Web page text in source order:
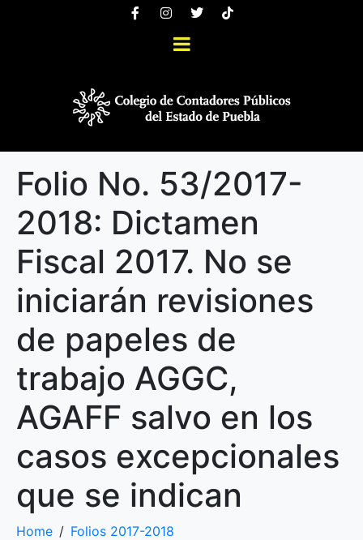
Folio No. 53/2017-
2018: Dictamen
Fiscal 2017. No se
iniciarán revisiones
de papeles de
trabajo AGGC,
AGAFF salvo en los
casos excepcionales
que se indican
Home
Folios 2017-2018